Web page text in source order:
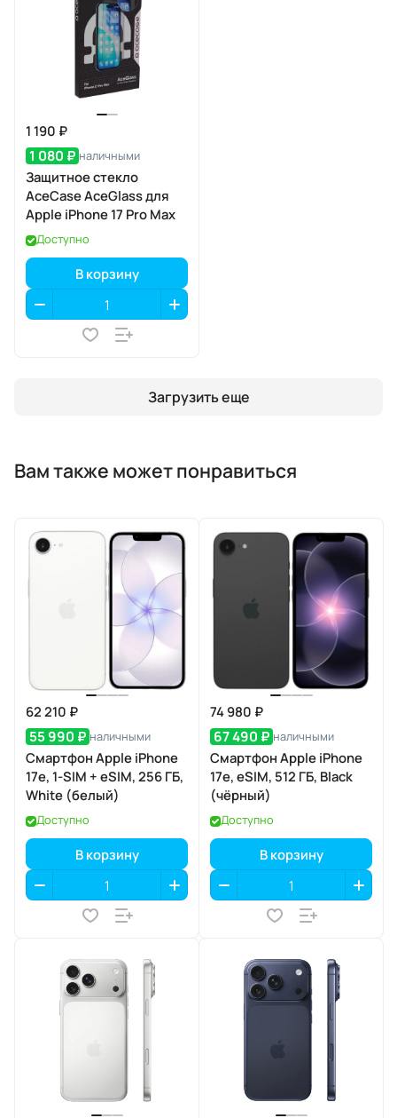
1 190 ₽
1 080 ₽ наличными
Защитное стекло
AceCase AceGlass для
Apple iPhone 17 Pro Max
Доступно
В корзину
Загрузить еще
Вам также может понравиться
62 210 ₽
55 990 ₽ наличными
Смартфон Apple iPhone
17e, 1-SIM + eSIM, 256 ГБ,
White (белый)
Доступно
В корзину
74 980 ₽
67 490 ₽ наличными
Смартфон Apple iPhone
17e, eSIM, 512 ГБ, Black
(чёрный)
Доступно
В корзину